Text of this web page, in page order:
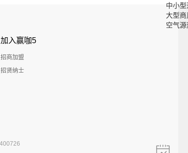
中小
大型商
空气源
加入赢咖5
招商加盟
招贤纳士